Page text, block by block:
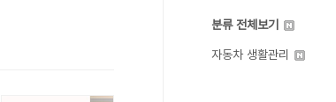
분류 전체보기
자동차 생활관리